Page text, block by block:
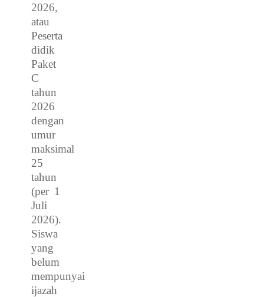
2026,
atau
Peserta
didik
Paket
C
tahun
2026
dengan
umur
maksimal
25
tahun
(per 1
Juli
2026).
Siswa
yang
belum
mempunyai
ijazah